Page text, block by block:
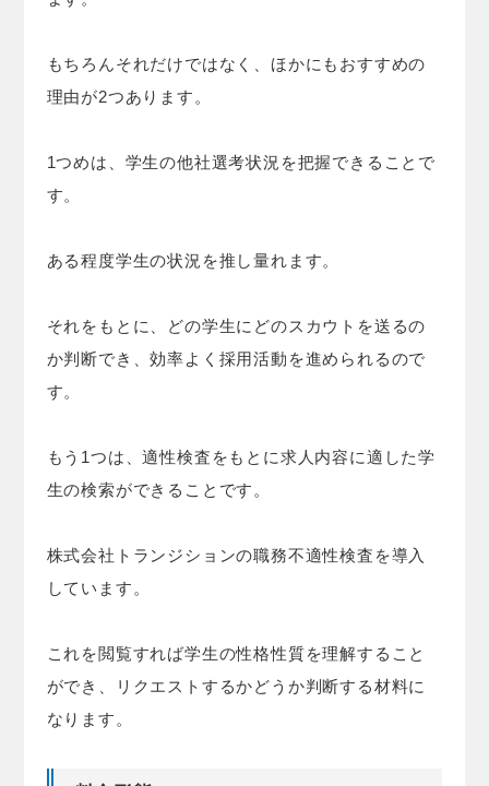
もちろんそれだけではなく、ほかにもおすすめの
理由が2つあります。
1つめは、学生の他社選考状況を把握できることで
す。
ある程度学生の状況を推し量れます。
それをもとに、どの学生にどのスカウトを送るの
か判断でき、効率よく採用活動を進められるので
す。
もう1つは、適性検査をもとに求人内容に適した学
生の検索ができることです。
株式会社トランジションの職務不適性検査を導入
しています。
これを閲覧すれば学生の性格性質を理解すること
ができ、リクエストするかどうか判断する材料に
なります。